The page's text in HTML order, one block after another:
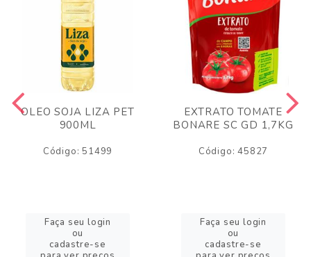
OLEO SOJA LIZA PET
900ML
Código: 51499
Faça seu login
ou
cadastre-se
EXTRATO TOMATE
BONARE SC GD 1,7KG
Código: 45827
Faça seu login
ou
cadastre-se